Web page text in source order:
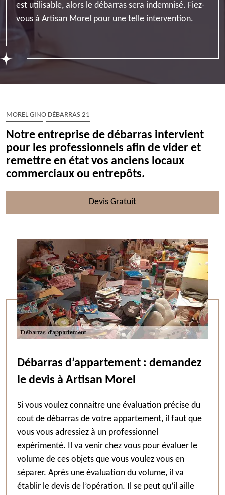
est utilisable, alors le débarras sera indemnisé. Fiez-
vous à Artisan Morel pour une telle intervention.
MOREL GINO DÉBARRAS 21
Notre entreprise de débarras intervient
pour les professionnels afin de vider et
remettre en état vos anciens locaux
commerciaux ou entrepôts.
Devis Gratuit
Débarras d’appartement : demandez
le devis à Artisan Morel
Si vous voulez connaitre une évaluation précise du
cout de débarras de votre appartement, il faut que
vous vous adressiez à un professionnel
expérimenté. Il va venir chez vous pour évaluer le
volume de ces objets que vous voulez vous en
séparer. Après une évaluation du volume, il va
établir le devis de l’opération. Il se peut qu’il aille